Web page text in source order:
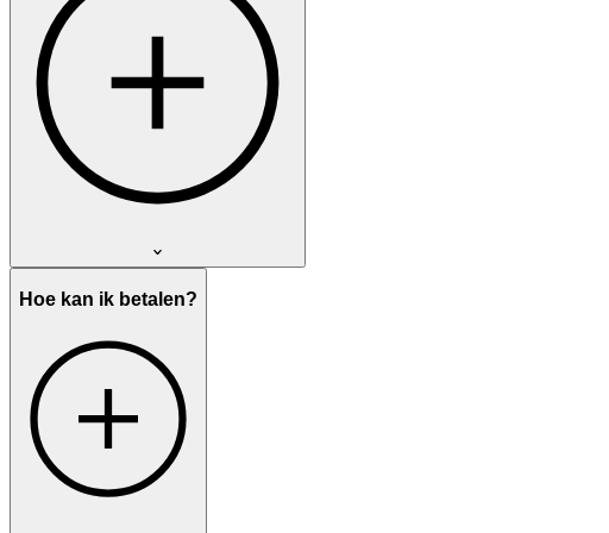
Hoe kan ik betalen?